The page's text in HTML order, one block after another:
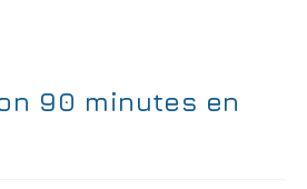
90 minutes en